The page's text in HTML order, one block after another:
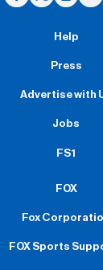
Help
Press
Advertise with
Jobs
FS1
FOX
Fox
FOX Sports